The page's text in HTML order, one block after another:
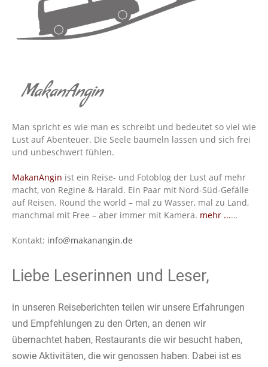
MakanAngin
Man spricht es wie man es schreibt und bedeutet so viel wie
Lust auf Abenteuer. Die Seele baumeln lassen und sich frei
und unbeschwert fühlen.
MakanAngin ist ein Reise- und Fotoblog der Lust auf mehr
macht, von Regine & Harald. Ein Paar mit Nord-Süd-Gefälle
auf Reisen. Round the world – mal zu Wasser, mal zu Land,
manchmal mit Free – aber immer mit Kamera. mehr ...…
Kontakt: info@makanangin.de
Liebe Leserinnen und Leser,
in unseren Reiseberichten teilen wir unsere Erfahrungen
und Empfehlungen zu den Orten, an denen wir
übernachtet haben, Restaurants die wir besucht haben,
sowie Aktivitäten, die wir genossen haben. Dabei ist es